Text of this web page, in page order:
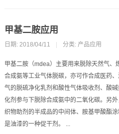
甲基二胺应用
日期: 2018/04/11 分类: 产品应用
甲基二胺（mdea）主要用来脱除天然气、
合成氨等工业气体脱碳，亦可作合成医药
气的脱硫净化乳剂和酸性气体吸收剂、酸
化剂参与下脱除合成氨中的二氧化碳。另
织物助剂的半成品的中间体、胺基甲酸酯
是油漆的一种促干剂。 ...